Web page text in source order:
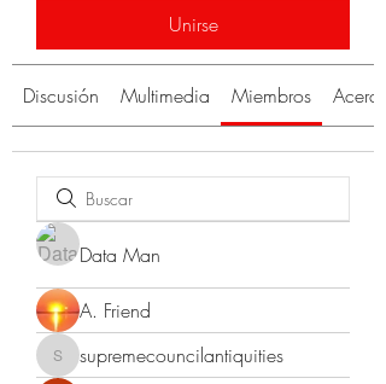
Unirse
Discusión Multimedia Miembros Acerca
Data Man
A. Friend
supremecouncilantiquities
supremecouncilantiquities